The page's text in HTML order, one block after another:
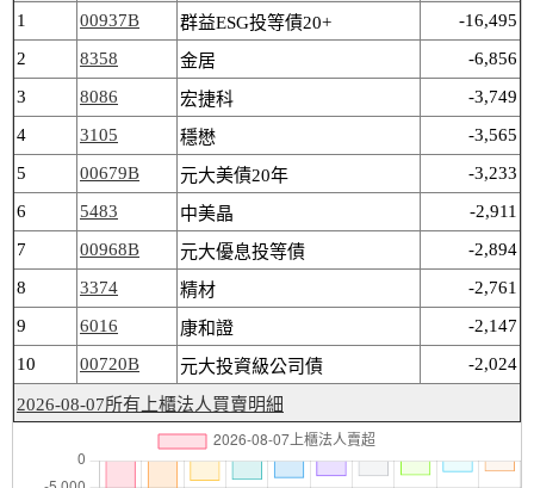
1
00937B 群益ESG投等債20+
-16,495
2
8358 金居
-6,856
3
8086 宏捷科
-3,749
4
3105 穩懋
-3,565
5
00679B 元大美債20年
-3,233
6
5483 中美晶
-2,911
7
00968B 元大優息投等債
-2,894
8
3374 精材
-2,761
9
6016 康和證
-2,147
10
00720B 元大投資級公司債 -2,024
2026-08-07所有上櫃法人買賣明細